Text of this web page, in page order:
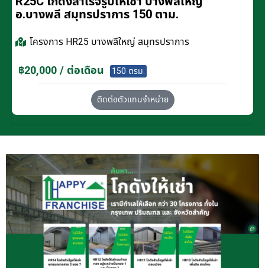
อ.บางพลี สมุทรปราการ 150 ตาม.
โครงการ HR25 บางพลีใหญ่ สมุทรปราการ
฿20,000 / ต่อเดือน 150 ตรม.
ติดต่อตัวแทนจำหน่าย